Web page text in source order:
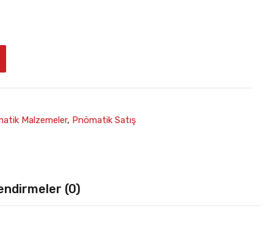
Malzemeler, Pnömatik Satış
(0)